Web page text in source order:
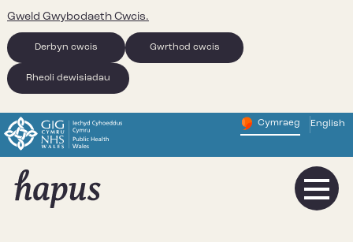
Gweld Gwybodaeth Cwcis.
Derbyn cwcis Gwrthod cwcis
Rheoli dewisiadau
Change website
Cymraeg English
– Newid